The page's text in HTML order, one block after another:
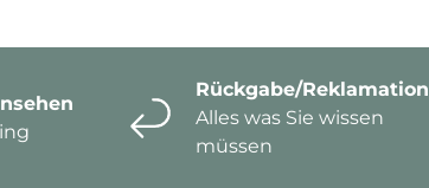
Rückgabe/Reklamation
Alles was Sie wissen
müssen